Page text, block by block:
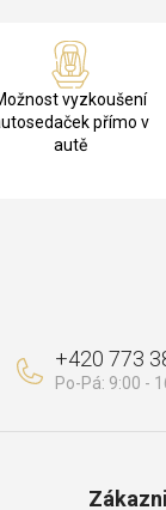
vyzkoušení
přímo v
autě
+420 773